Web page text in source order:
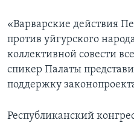
«Варварские действия
против уйгурского
коллективной совести
спикер Палаты
поддержку
Республиканский